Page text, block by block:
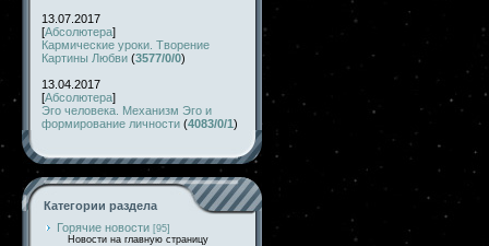
13.07.2017
[Абсолютера]
Кармические уроки. Творение
Картины Любви (3577/0/0)
13.04.2017
[Абсолютера]
Эго человека. Механизм Эго и
формирование личности (4083/0/1)
Категории раздела
Горячие новости [95]
Новости на главную страницу